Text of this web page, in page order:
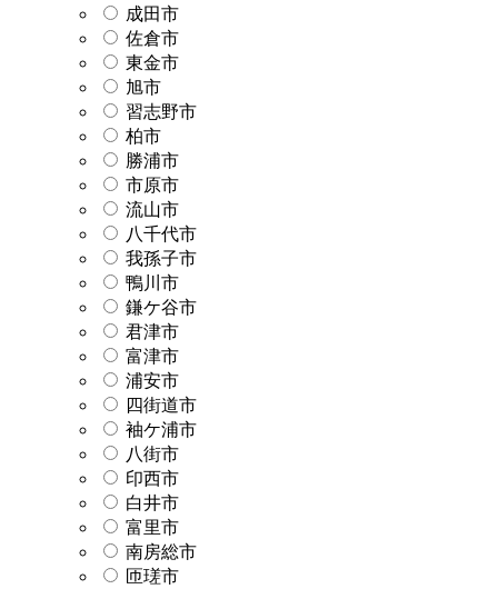
成田市
佐倉市
東金市
旭市
習志野市
柏市
勝浦市
市原市
流山市
八千代市
我孫子市
鴨川市
鎌ケ谷市
君津市
富津市
浦安市
四街道市
袖ケ浦市
八街市
印西市
白井市
富里市
南房総市
匝瑳市